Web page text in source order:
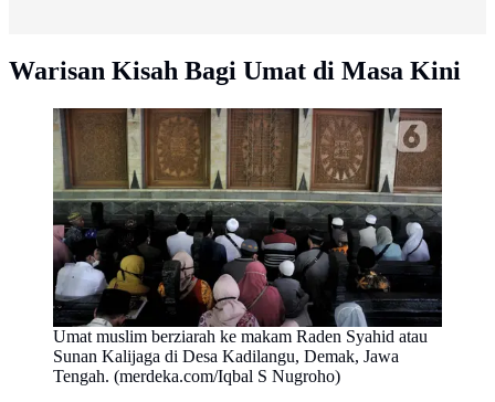
Warisan Kisah Bagi Umat di Masa Kini
Umat muslim berziarah ke makam Raden Syahid atau
Sunan Kalijaga di Desa Kadilangu, Demak, Jawa
Tengah. (merdeka.com/Iqbal S Nugroho)